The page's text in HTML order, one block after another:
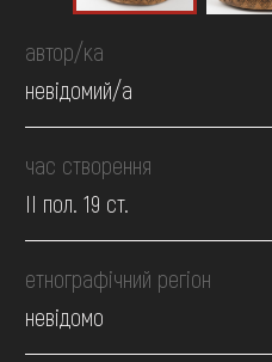
автор/ка
невідомий/а
час створення
II пол. 19 ст.
етнографічний регіон
невідомо